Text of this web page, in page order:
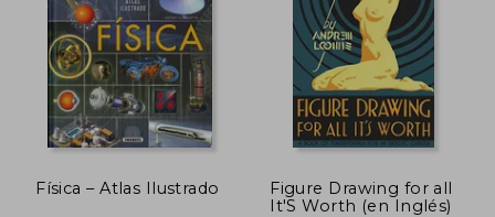
Física – Atlas Ilustrado
Figure Drawing for all
It'S Worth (en Inglés)